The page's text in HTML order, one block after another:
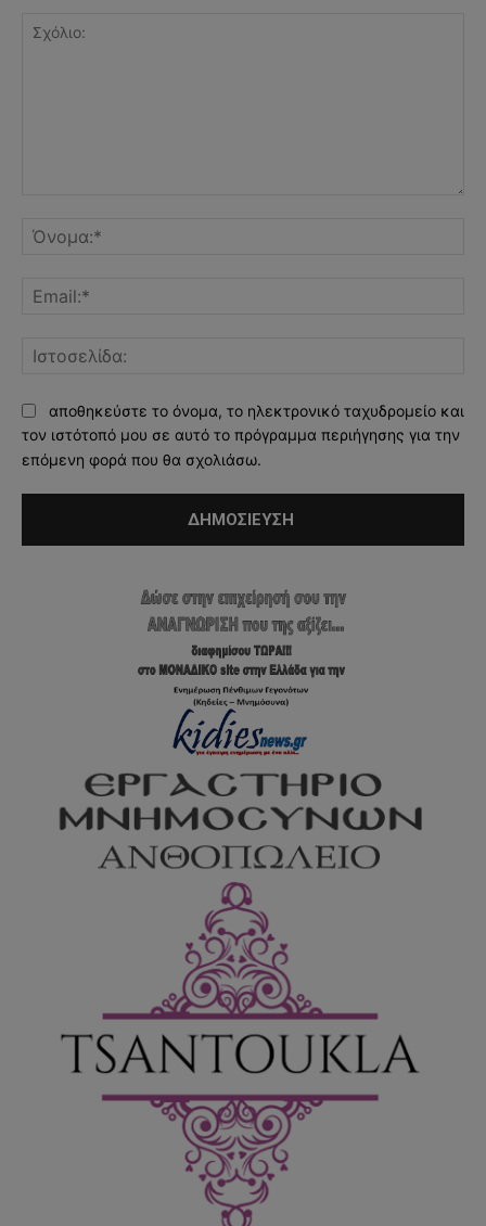
αποθηκεύστε το όνομα, το ηλεκτρονικό ταχυδρομείο και
τον ιστότοπό μου σε αυτό το πρόγραμμα περιήγησης για την
επόμενη φορά που θα σχολιάσω.